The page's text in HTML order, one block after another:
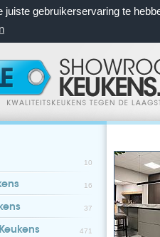
juiste gebruikerservaring te
10
16
37
471